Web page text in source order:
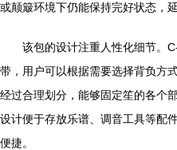
或颠簸环境下仍能保持完好状态，
该包的设计注重人性化细节。
带，用户可以根据需要选择背负方
经过合理划分，能够固定笙的各个
设计便于存放乐谱、调音工具等配
便捷。